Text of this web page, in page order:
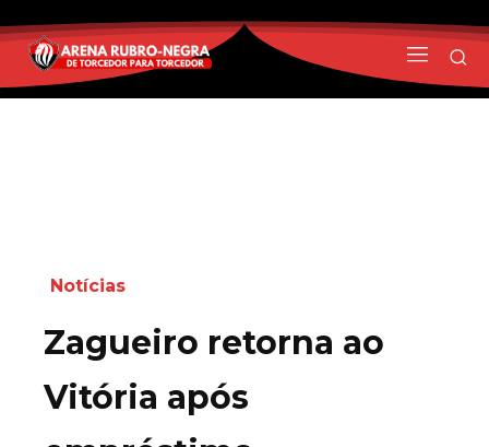
Notícias
Zagueiro retorna ao
Vitória após